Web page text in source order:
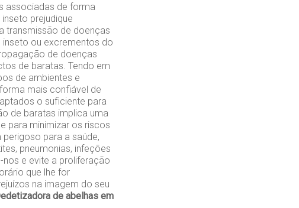
associadas de forma
prejudique
transmissão de doenças
ou excrementos do
de doenças
de baratas. Tendo em
de ambientes e
mais confiável de
o suficiente para
de baratas implica uma
para minimizar os riscos
para a saúde,
pneumonias, infeções
nos e evite a proliferação
que lhe for
na imagem do seu
de abelhas em